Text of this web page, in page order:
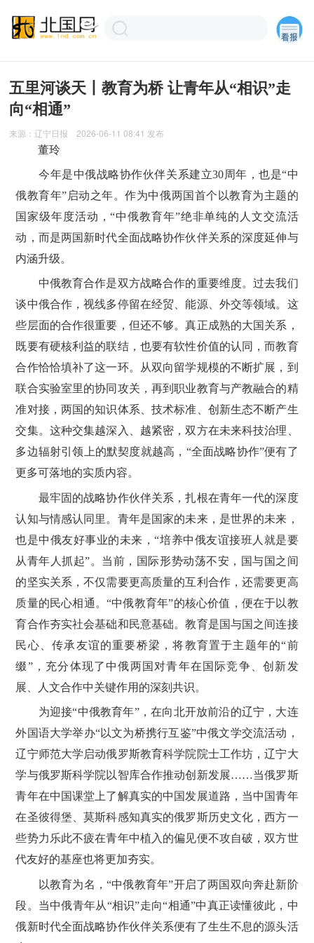
五里河谈天丨教育为桥 让青年从“相识”走
向“相通”
来源：辽宁日报 2026-06-11 08:41 发布
董玲
今年是中俄战略协作伙伴关系建立30周年，也是“中
俄教育年”启动之年。作为中俄两国首个以教育为主题的
国家级年度活动，“中俄教育年”绝非单纯的人文交流活
动，而是两国新时代全面战略协作伙伴关系的深度延伸与
内涵升级。
中俄教育合作是双方战略合作的重要维度。过去我们
谈中俄合作，视线多停留在经贸、能源、外交等领域。这
些层面的合作很重要，但还不够。真正成熟的大国关系，
既要有硬核利益的联结，也要有软性价值的认同，而教育
合作恰恰填补了这一环。从双向留学规模的不断扩展，到
联合实验室里的协同攻关，再到职业教育与产教融合的精
准对接，两国的知识体系、技术标准、创新生态不断产生
交集。这种交集越深入、越紧密，双方在未来科技治理、
多边辐射引领上的默契度就越高，“全面战略协作”便有了
更多可落地的实质内容。
最牢固的战略协作伙伴关系，扎根在青年一代的深度
认知与情感认同里。青年是国家的未来，是世界的未来，
也是中俄友好事业的未来，“培养中俄友谊接班人就是要
从青年人抓起”。当前，国际形势动荡不安，国与国之间
的坚实关系，不仅需要更高质量的互利合作，还需要更高
质量的民心相通。“中俄教育年”的核心价值，便在于以教
育合作夯实社会基础和民意基础。教育是国与国之间连接
民心、传承友谊的重要桥梁，将教育置于主题年的“前
缀”，充分体现了中俄两国对青年在国际竞争、创新发
展、人文合作中关键作用的深刻共识。
为迎接“中俄教育年”，在向北开放前沿的辽宁，大连
外国语大学举办“以文为桥携行互鉴”中俄文学交流活动，
辽宁师范大学启动俄罗斯教育科学院院士工作坊，辽宁大
学与俄罗斯科学院以智库合作推动创新发展……当俄罗斯
青年在中国课堂上了解真实的中国发展道路，当中国青年
在圣彼得堡、莫斯科感知真实的俄罗斯历史文化，西方一
些势力乐此不疲在青年中植入的偏见便不攻自破，双方世
代友好的基座也将更加夯实。
以教育为名，“中俄教育年”开启了两国双向奔赴新阶
段。当中俄青年从“相识”走向“相通”中真正读懂彼此，中
俄新时代全面战略协作伙伴关系便有了生生不息的源头活